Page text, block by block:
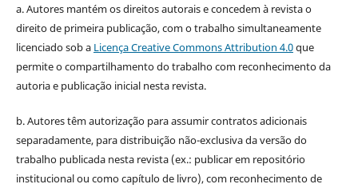
a. Autores mantém os direitos autorais e concedem à revista o
direito de primeira publicação, com o trabalho simultaneamente
licenciado sob a Licença Creative Commons Attribution 4.0que
permite o compartilhamento do trabalho com reconhecimento da
autoria e publicação inicial nesta revista.
b. Autores têm autorização para assumir contratos adicionais
separadamente, para distribuição não-exclusiva da versão do
trabalho publicada nesta revista (ex.: publicar em repositório
institucional ou como capítulo de livro), com reconhecimento de